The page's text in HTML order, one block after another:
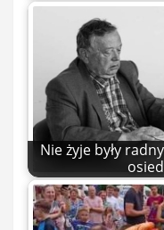
Nie żyje były